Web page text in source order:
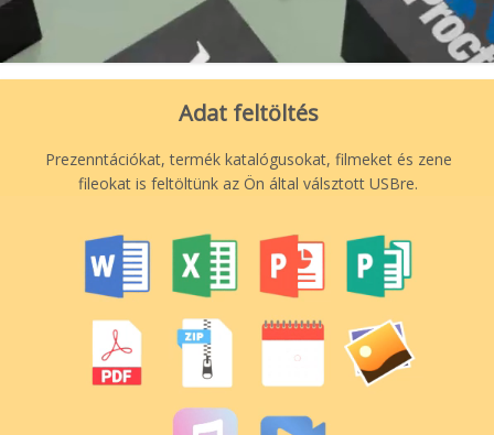
Adat feltöltés
Prezenntációkat, termék katalógusokat, filmeket és zene
fileokat is feltöltünk az Ön által válsztott USBre.